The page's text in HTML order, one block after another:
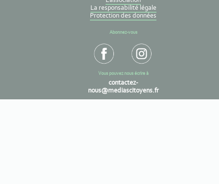
La responsabilité légale
Protection des données
Abonnez-vous
Vous pouvez nous écrire à
contactez-
nous@mediascitoyens.fr